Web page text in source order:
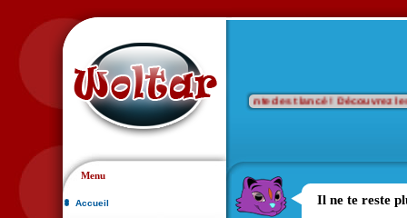
...🎯 Wanted est lancé ! Découvrez les
Menu
Accueil Il ne te reste